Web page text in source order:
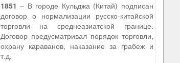
1851 – В городе Кульджа (Китай) подписан
договор о нормализации русско-китайской
торговли на среднеазиатской границе.
Договор предусматривал порядок торговли,
охрану караванов, наказание за грабеж и
т.д.